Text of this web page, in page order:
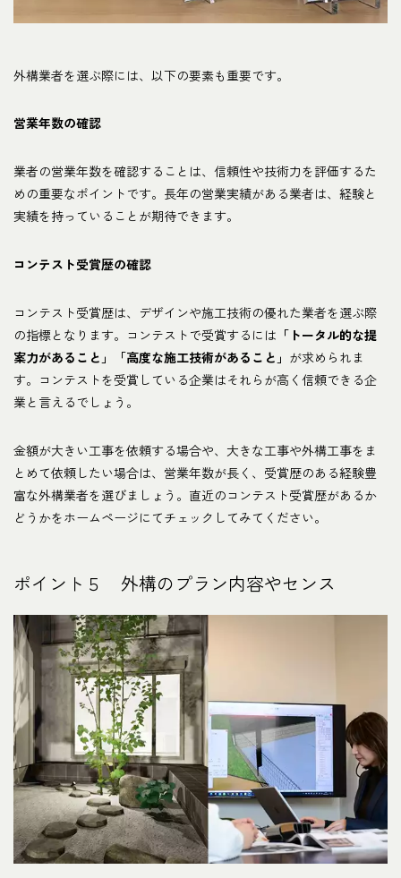
外構業者を選ぶ際には、以下の要素も重要です。
営業年数の確認
業者の営業年数を確認することは、信頼性や技術力を評価するた
めの重要なポイントです。長年の営業実績がある業者は、経験と
実績を持っていることが期待できます。
コンテスト受賞歴の確認
コンテスト受賞歴は、デザインや施工技術の優れた業者を選ぶ際
の指標となります。コンテストで受賞するには 「トータル的な提
案力があること」「高度な施工技術があること」 が求められま
す。コンテストを受賞している企業はそれらが高く信頼できる企
業と言えるでしょう。
金額が大きい工事を依頼する場合や、大きな工事や外構工事をま
とめて依頼したい場合は、営業年数が長く、受賞歴のある経験豊
富な外構業者を選びましょう。直近のコンテスト受賞歴があるか
どうかをホームページにてチェックしてみてください。
ポイント５ 外構のプラン内容やセンス